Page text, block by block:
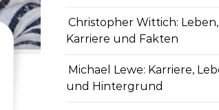
Christopher Wittich: Leben,
Karriere und Fakten
Michael Lewe: Karriere,
und Hintergrund